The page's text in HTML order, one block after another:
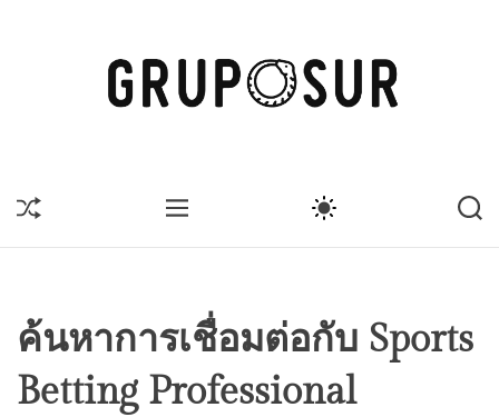
o
r
S
H
U
E
M
E
N
S
W
I
C
O
O
R
S
E
A
ค้นหาการเชื่อมต่อกับ Sports
Betting Professional